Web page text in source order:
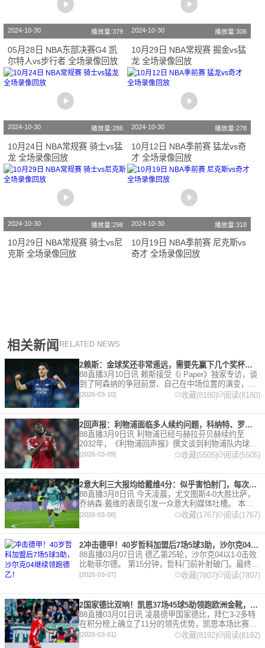
2024-10-30 播放量:379
05月28日 NBA东部决赛G4 凯
尔特人vs步行者 全场录像回放
2024-10-30 播放量:306
10月29日 NBA常规赛 掘金vs猛
龙 全场录像回放
2024-10-30 播放量:286
10月24日 NBA常规赛 骑士vs猛
龙 全场录像回放
2024-10-30 播放量:278
10月12日 NBA季前赛 猛龙vs奇
才 全场录像回放
2024-10-30 播放量:298
10月29日 NBA常规赛 骑士vs尼
克斯 全场录像回放
2024-10-30 播放量:318
10月19日 NBA季前赛 尼克斯vs
奇才 全场录像回放
相关新闻 RELATED NEWS
2赖斯：金球奖还非常遥远，需要先赢下几个奖杯，专注当下好好踢球
88直播3月10日讯 赖斯接受《i Paper》独家专访，谈
到了阿森纳的争冠前景、自己在中场位置的演变，以
及对自己被提名金球奖的看法。 任意球 赖斯：“我们
有一项非常擅长的技能——这背后付出了巨大努力
[2026-03-10] 收藏(8180) 阅读(8180)
2回声报：利物浦面临多人续约问题，科纳特、罗伯逊合同今夏到期
88直播3月9日讯 利物浦已经与赫拉芬贝赫续约至
2032年，《利物浦回声报》撰文谈到利物浦队内球员
的合同情况，文章表示，利物浦多位球员面临合同问
题。 对于利物浦来说，科纳特的合同将在本赛季末到
期，俱乐
[2026-03-09] 收藏(5505) 阅读(5505)
2意大利三大报均给戴维4分：似乎害怕射门，每次触球球迷都叹息
88直播3月8日讯 今天凌晨，尤文图斯4-0大胜比萨，
乔纳森·戴维的表现引发一众意大利媒体吐槽。 本场
比赛，戴维半场就被换下，赛后，《米兰体育报》、
《罗马体育报》和《都灵体育报》三大报都给戴维打
出4分
[2026-03-08] 收藏(1767) 阅读(1767)
2冲击德甲！40岁哲科加盟后7场5球3助，沙尔克04继续领跑德乙！
88直播03月07日讯 德乙第25轮，沙尔克04以1-0击败
比勒菲尔德。 第15分钟，哲科门前补射破门。最终凭
借哲科的进球沙尔克04成功拿到3分，继续领跑德
乙。 哲科还有10天将迎来自己40岁生日，在
[2026-03-07] 收藏(7807) 阅读(7807)
2国家德比双响！凯恩37场45球5助领跑欧洲金靴，32岁保持赛季全勤
88直播03月01日讯 凌晨德甲国家德比，拜仁3-2多特
在积分榜上确立了11分的领先优势，凯恩本场比赛上
演双响。 本赛季32岁的凯恩仍然保持着超高的效率，
在到目前为止保持全勤，出战37场比赛，狂轰45
[2026-03-01] 收藏(8192) 阅读(8192)